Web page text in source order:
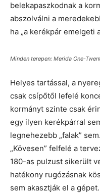
belekapaszkodnak a
abszolválni a
ha „a kerékpár emelgeti
Minden terepen: Merida One-
Helyes tartással, a
csak csípőtől lefelé
kormányt szinte csak
egy ilyen kerékpárral
legnehezebb „falak”
„Kövesen” felfelé a
180-as pulzust sikerült
hatékony rugózásnak
sem akasztják el a gépet.